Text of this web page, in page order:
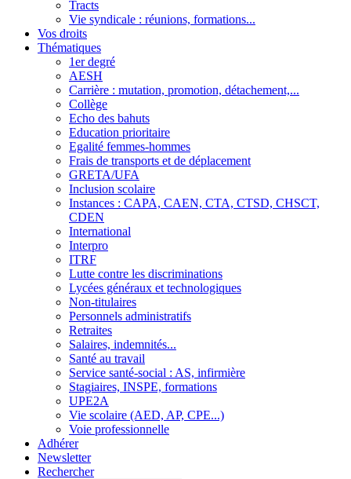
Tracts
Vie syndicale : réunions, formations...
Vos droits
Thématiques
1er degré
AESH
Carrière : mutation, promotion, détachement,...
Collège
Echo des bahuts
Education prioritaire
Egalité femmes-hommes
Frais de transports et de déplacement
GRETA/UFA
Inclusion scolaire
Instances : CAPA, CAEN, CTA, CTSD, CHSCT,
CDEN
International
Interpro
ITRF
Lutte contre les discriminations
Lycées généraux et technologiques
Non-titulaires
Personnels administratifs
Retraites
Salaires, indemnités...
Santé au travail
Service santé-social : AS, infirmière
Stagiaires, INSPE, formations
UPE2A
Vie scolaire (AED, AP, CPE...)
Voie professionnelle
Adhérer
Newsletter
Rechercher